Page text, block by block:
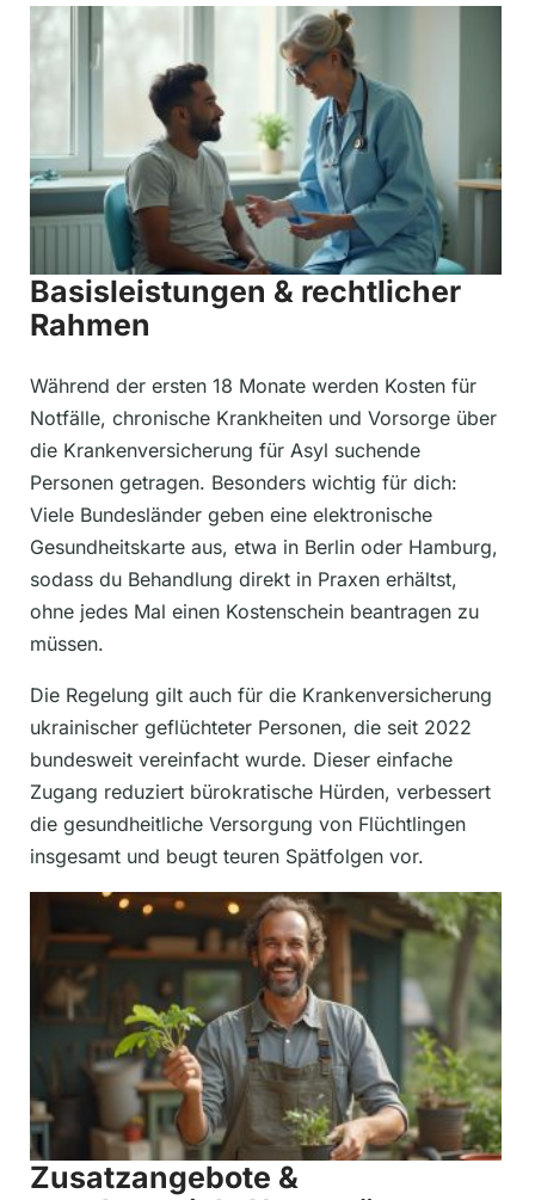
Basisleistungen & rechtlicher
Rahmen
Während der ersten 18 Monate werden Kosten für
Notfälle, chronische Krankheiten und Vorsorge über
die Krankenversicherung für Asyl suchende
Personen getragen. Besonders wichtig für dich:
Viele Bundesländer geben eine elektronische
Gesundheitskarte aus, etwa in Berlin oder Hamburg,
sodass du Behandlung direkt in Praxen erhältst,
ohne jedes Mal einen Kostenschein beantragen zu
müssen.
Die Regelung gilt auch für die Krankenversicherung
ukrainischer geflüchteter Personen, die seit 2022
bundesweit vereinfacht wurde. Dieser einfache
Zugang reduziert bürokratische Hürden, verbessert
die gesundheitliche Versorgung von Flüchtlingen
insgesamt und beugt teuren Spätfolgen vor.
Zusatzangebote &